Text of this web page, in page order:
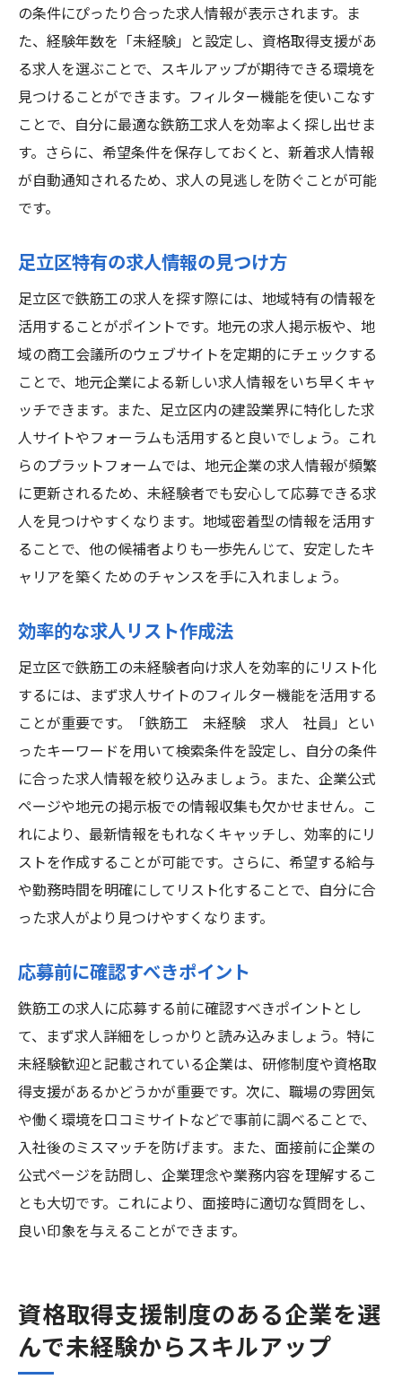
の条件にぴったり合った求人情報が表示されます。ま
た、経験年数を「未経験」と設定し、資格取得支援があ
る求人を選ぶことで、スキルアップが期待できる環境を
見つけることができます。フィルター機能を使いこなす
ことで、自分に最適な鉄筋工求人を効率よく探し出せま
す。さらに、希望条件を保存しておくと、新着求人情報
が自動通知されるため、求人の見逃しを防ぐことが可能
です。
足立区特有の求人情報の見つけ方
足立区で鉄筋工の求人を探す際には、地域特有の情報を
活用することがポイントです。地元の求人掲示板や、地
域の商工会議所のウェブサイトを定期的にチェックする
ことで、地元企業による新しい求人情報をいち早くキャ
ッチできます。また、足立区内の建設業界に特化した求
人サイトやフォーラムも活用すると良いでしょう。これ
らのプラットフォームでは、地元企業の求人情報が頻繁
に更新されるため、未経験者でも安心して応募できる求
人を見つけやすくなります。地域密着型の情報を活用す
ることで、他の候補者よりも一歩先んじて、安定したキ
ャリアを築くためのチャンスを手に入れましょう。
効率的な求人リスト作成法
足立区で鉄筋工の未経験者向け求人を効率的にリスト化
するには、まず求人サイトのフィルター機能を活用する
ことが重要です。「鉄筋工 未経験 求人 社員」とい
ったキーワードを用いて検索条件を設定し、自分の条件
に合った求人情報を絞り込みましょう。また、企業公式
ページや地元の掲示板での情報収集も欠かせません。こ
れにより、最新情報をもれなくキャッチし、効率的にリ
ストを作成することが可能です。さらに、希望する給与
や勤務時間を明確にしてリスト化することで、自分に合
った求人がより見つけやすくなります。
応募前に確認すべきポイント
鉄筋工の求人に応募する前に確認すべきポイントとし
て、まず求人詳細をしっかりと読み込みましょう。特に
未経験歓迎と記載されている企業は、研修制度や資格取
得支援があるかどうかが重要です。次に、職場の雰囲気
や働く環境を口コミサイトなどで事前に調べることで、
入社後のミスマッチを防げます。また、面接前に企業の
公式ページを訪問し、企業理念や業務内容を理解するこ
とも大切です。これにより、面接時に適切な質問をし、
良い印象を与えることができます。
資格取得支援制度のある企業を選
んで未経験からスキルアップ